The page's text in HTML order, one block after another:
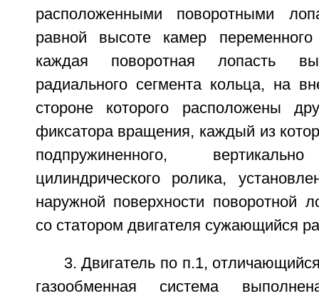
расположенными поворотными
равной высоте камер
каждая поворотная лопасть
радиального сегмента кольца, на
стороне которого расположены
фиксатора вращения, каждый из
подпружиненного,
цилиндрического ролика,
наружной поверхности поворотной
со статором двигателя сужающийся
3. Двигатель по п.1,
газообменная система